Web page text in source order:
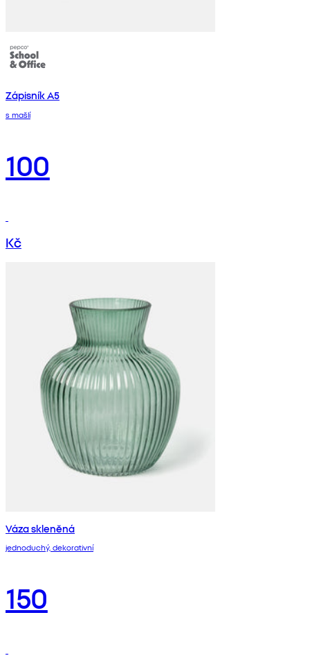
Zápisník A5
s mašlí
100
Kč
Váza skleněná
jednoduchý, dekorativní
150